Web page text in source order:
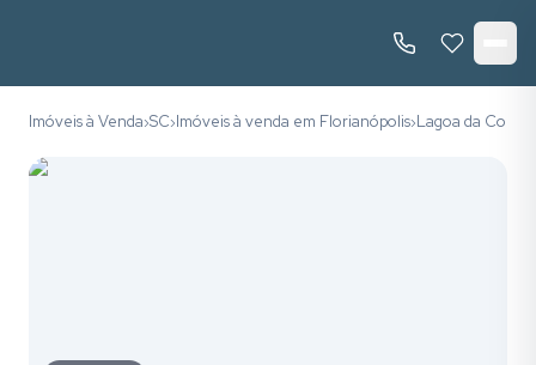
Imóveis à Venda›SC›Imóveis à venda em Florianópolis›Lagoa da